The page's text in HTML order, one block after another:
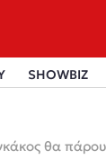
SHOWBIZ
θα